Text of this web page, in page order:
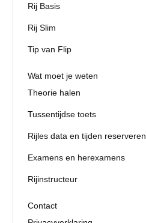
Rij Basis
Rij Slim
Tip van Flip
Wat moet je weten
Theorie halen
Tussentijdse toets
Rijles data en tijden reserveren
Examens en herexamens
Rijinstructeur
Contact